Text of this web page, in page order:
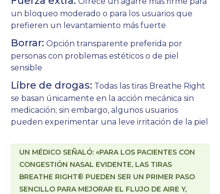
un bloqueo moderado o para los usuarios que
prefieren un levantamiento más fuerte
Borrar: Opción transparente preferida por
personas con problemas estéticos o de piel
sensible
Libre de drogas: Todas las tiras Breathe Right
se basan únicamente en la acción mecánica sin
medicación; sin embargo, algunos usuarios
pueden experimentar una leve irritación de la piel
UN MÉDICO SEÑALÓ: «PARA LOS PACIENTES CON
CONGESTIÓN NASAL EVIDENTE, LAS TIRAS
BREATHE RIGHT® PUEDEN SER UN PRIMER PASO
SENCILLO PARA MEJORAR EL FLUJO DE AIRE Y,